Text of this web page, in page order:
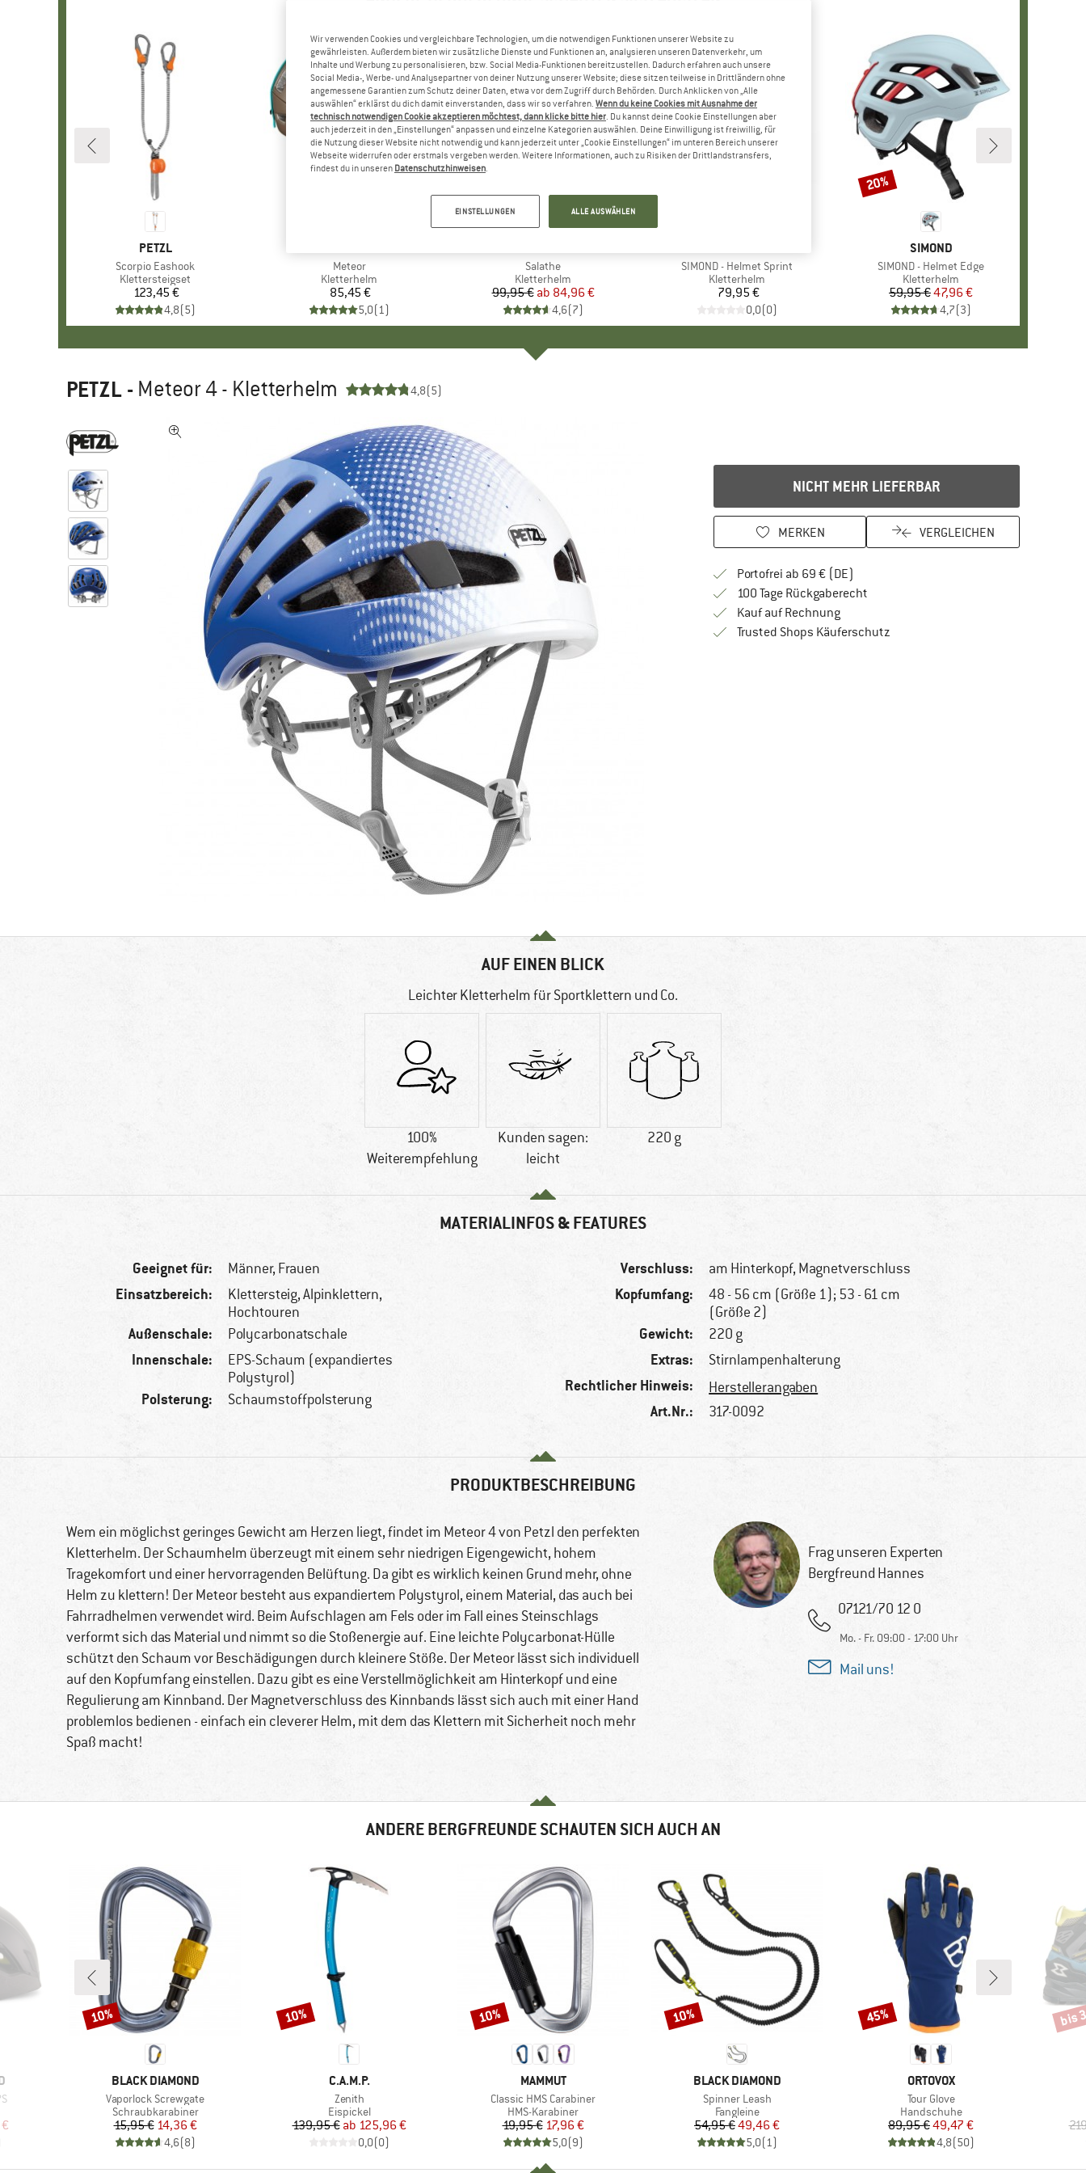
MARKE
PETZL
Artikel
Scorpio Eashook
Produktgruppe
Klettersteigset
Preis
123,45 €
4,8(5)
Artikel
Meteor
Produktgruppe
Kletterhelm
Preis
85,45 €
5,0(1)
Artikel
Salathe
Produktgruppe
Kletterhelm
Preis
99,95 € reduzierter Preis
ab 84,96 €
4,6(7)
Artikel
SIMOND - Helmet Sprint
Produktgruppe
Kletterhelm
Preis
79,95 €
0,0(0)
MARKE
SIMOND
Artikel
SIMOND - Helmet Edge
Produktgruppe
Kletterhelm
Preis
59,95 €reduzierter Preis
47,96 €
4,7(3)
Rabatt
20%
PETZL - Meteor 4 - Kletterhelm 4,8(5)
NICHT MEHR LIEFERBAR
MERKEN VERGLEICHEN
Portofrei ab 69 € (DE)
100 Tage RückgaberechtGehe hier zu den Rückgabe-Richtlinien
Kauf auf RechnungFinde die Zahlungs-Infos hier! Öffnet sich in
Trusted Shops KäuferschutzFinde alle Infos hier!
AUF EINEN BLICK
Leichter Kletterhelm für Sportklettern und Co.
100%
Weiterempfehlung
Kunden sagen:
leicht
220 g
MATERIALINFOS & FEATURES
Geeignet für: Männer, Frauen
Einsatzbereich:
Klettersteig, Alpinklettern,
Hochtouren
Außenschale: Polycarbonatschale
Innenschale:
EPS-Schaum (expandiertes
Polystyrol)
Polsterung: Schaumstoffpolsterung
Verschluss: am Hinterkopf, Magnetverschluss
Kopfumfang:
48 - 56 cm (Größe 1); 53 - 61 cm
(Größe 2)
Gewicht: 220 g
Extras: Stirnlampenhalterung
Rechtlicher Hinweis: Herstellerangaben
Art.Nr.: 317-0092
PRODUKTBESCHREIBUNG
Wem ein möglichst geringes Gewicht am Herzen liegt, findet im Meteor 4 von Petzl den perfekten
Kletterhelm. Der Schaumhelm überzeugt mit einem sehr niedrigen Eigengewicht, hohem
Tragekomfort und einer hervorragenden Belüftung. Da gibt es wirklich keinen Grund mehr, ohne
Helm zu klettern! Der Meteor besteht aus expandiertem Polystyrol, einem Material, das auch bei
Fahrradhelmen verwendet wird. Beim Aufschlagen am Fels oder im Fall eines Steinschlags
verformt sich das Material und nimmt so die Stoßenergie auf. Eine leichte Polycarbonat-Hülle
schützt den Schaum vor Beschädigungen durch kleinere Stöße. Der Meteor lässt sich individuell
auf den Kopfumfang einstellen. Dazu gibt es eine Verstellmöglichkeit am Hinterkopf und eine
Regulierung am Kinnband. Der Magnetverschluss des Kinnbands lässt sich auch mit einer Hand
problemlos bedienen - einfach ein cleverer Helm, mit dem das Klettern mit Sicherheit noch mehr
Spaß macht!
Frag unseren Experten
Bergfreund Hannes
07121/70 12 0
Mo. - Fr. 09:00 - 17:00 Uhr
Mail uns!
ANDERE BERGFREUNDE SCHAUTEN SICH AUCH AN
Preis
MARKE
BLACK DIAMOND
Artikel
Vaporlock Screwgate
Produktgruppe
Schraubkarabiner
Preis
15,95 €reduzierter Preis
14,36 €
4,6(8)
Rabatt
10%
MARKE
C.A.M.P.
Artikel
Zenith
Produktgruppe
Eispickel
Preis
139,95 € reduzierter Preis
ab 125,96 €
0,0(0)
Rabatt
10%
MARKE
MAMMUT
Artikel
Classic HMS Carabiner
Produktgruppe
HMS-Karabiner
Preis
19,95 €reduzierter Preis
17,96 €
5,0(9)
Rabatt
10%
MARKE
BLACK DIAMOND
Artikel
Spinner Leash
Produktgruppe
Fangleine
Preis
54,95 €reduzierter Preis
49,46 €
5,0(1)
Rabatt
10%
MARKE
ORTOVOX
Artikel
Tour Glove
Produktgruppe
Handschuhe
Preis
89,95 €reduzierter Preis
49,47 €
4,8(50)
Rabatt
45% bis
Wir verwenden Cookies und vergleichbare Technologien, um die notwendigen Funktionen unserer Website zu
gewährleisten. Außerdem bieten wir zusätzliche Dienste und Funktionen an, analysieren unseren Datenverkehr, um
Inhalte und Werbung zu personalisieren, bzw. Social Media-Funktionen bereitzustellen. Dadurch erfahren auch unsere
Social Media-, Werbe- und Analysepartner von deiner Nutzung unserer Website; diese sitzen teilweise in Drittländern ohne
angemessene Garantien zum Schutz deiner Daten, etwa vor dem Zugriff durch Behörden. Durch Anklicken von „Alle
auswählen“ erklärst du dich damit einverstanden, dass wir so verfahren. Wenn du keine Cookies mit Ausnahme der
technisch notwendigen Cookie akzeptieren möchtest, dann klicke bitte hier. Du kannst deine Cookie Einstellungen aber
auch jederzeit in den „Einstellungen“ anpassen und einzelne Kategorien auswählen. Deine Einwilligung ist freiwillig, für
die Nutzung dieser Website nicht notwendig und kann jederzeit unter „Cookie Einstellungen“ im unteren Bereich unserer
Webseite widerrufen oder erstmals vergeben werden. Weitere Informationen, auch zu Risiken der Drittlandstransfers,
findest du in unseren Datenschutzhinweisen.
EINSTELLUNGEN ALLE AUSWÄHLEN